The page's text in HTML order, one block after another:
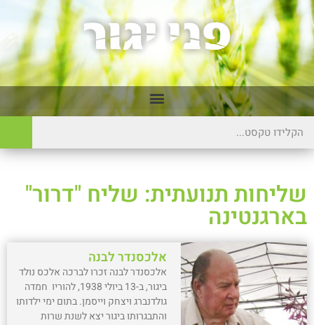
שליחות תנועתית: שליח "דרור"
בארגנטינה
אלכסנדר לבנה
אלכסנדר לבנה זכרו לברכה אלכס נולד
ביגור, ב-13 ביולי 1938, להוריו חמדה
גולדנברג ויצחק וייסמן. בתום ימי ילדותו
והתבגרותו ביגור יצא לשנת שרות